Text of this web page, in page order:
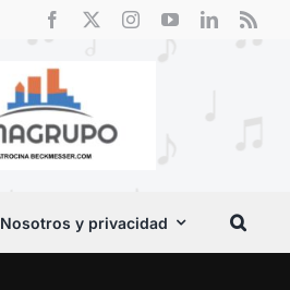
Nosotros y privacidad